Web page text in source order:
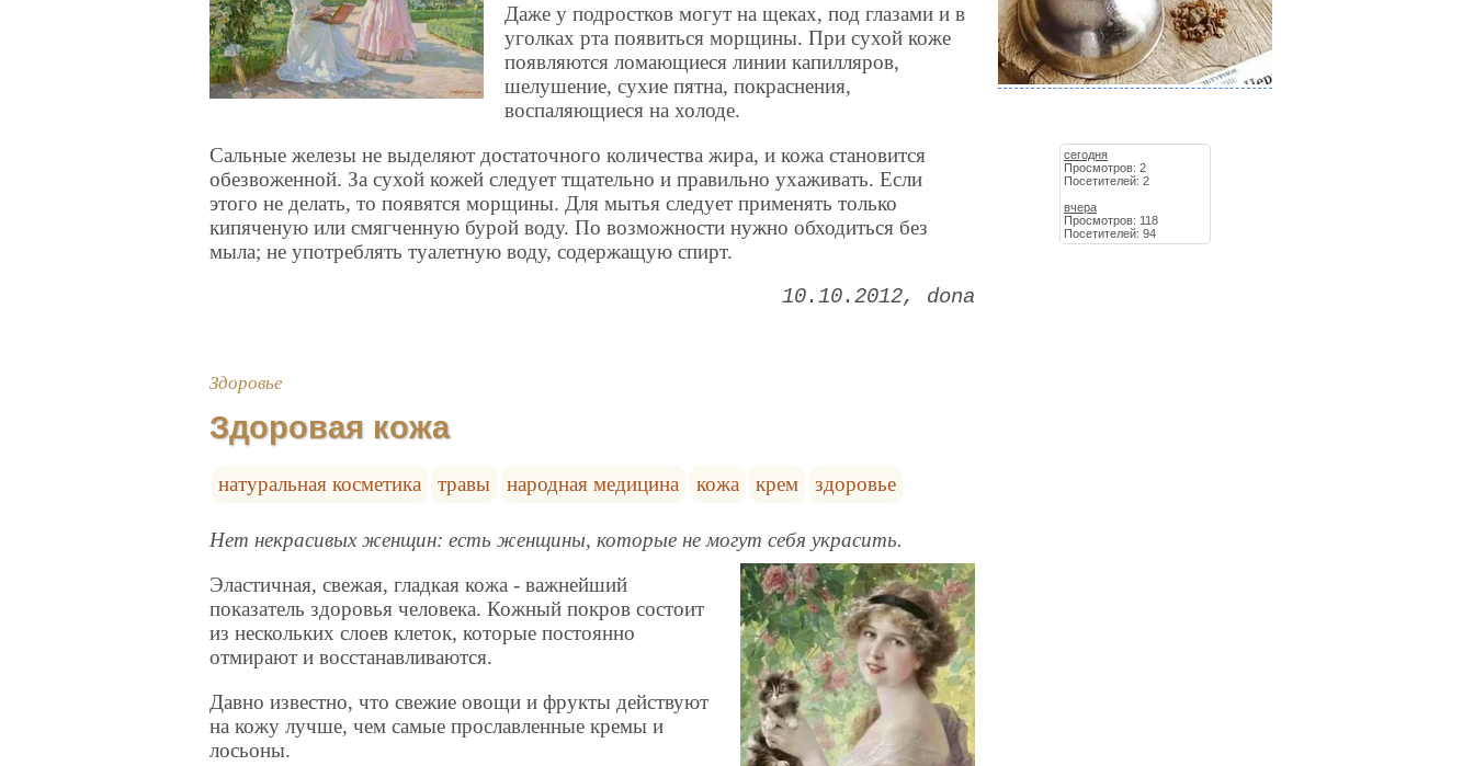
Даже у подростков могут на щеках, под глазами и в
уголках рта появиться морщины. При сухой коже
появляются ломающиеся линии капилляров,
шелушение, сухие пятна, покраснения,
воспаляющиеся на холоде.
Сальные железы не выделяют достаточного количества жира, и кожа становится
обезвоженной. За сухой кожей следует тщательно и правильно ухаживать. Если
этого не делать, то появятся морщины. Для мытья следует применять только
кипяченую или смягченную бурой воду. По возможности нужно обходиться без
мыла; не употреблять туалетную воду, содержащую спирт.
10.10.2012 dona
Здоровье
Здоровая кожа
натуральная косметика травы народная медицина кожа крем здоровье
Нет некрасивых женщин: есть женщины, которые не могут себя украсить.
Эластичная, свежая, гладкая кожа - важнейший
показатель здоровья человека. Кожный покров состоит
из нескольких слоев клеток, которые постоянно
отмирают и восстанавливаются.
Давно известно, что свежие овощи и фрукты действуют
на кожу лучше, чем самые прославленные кремы и
лосьоны.
сегодня
Просмотров: 2
Посетителей: 2
вчера
Просмотров: 118
Посетителей: 94